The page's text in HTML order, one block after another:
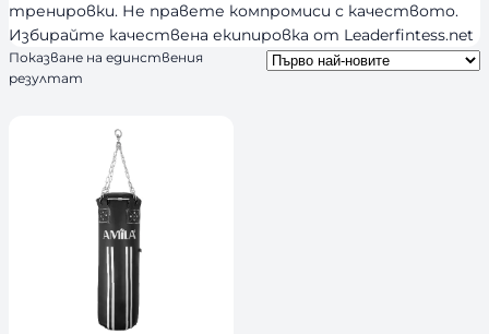
ч
н
о
тренировки. Не правете компромиси с качеството.
Избирайте качествена екипировка от Leaderfintess.net
Показване на единствения
резултат